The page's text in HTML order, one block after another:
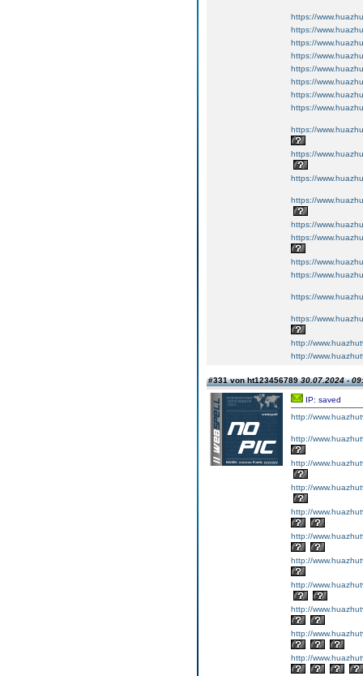
https://
https://
https://
https://
https://
https://
https://
https://
https://
https://
https://
https://
https://
https://
https://
https://
https://
https://
http://
http://
#331 von ht12345678930.07.2024 -
IP: saved
http://
http://
http://
http://
http://
http://
http://
http://
http://
http://
http://